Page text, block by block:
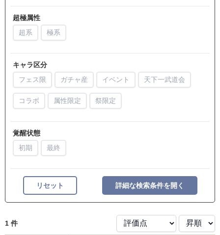
超極属性
超系
極系
キャラ区分
フェス限
ガチャ産 イベント 天下一武道会
コラボ 属性限定 祭限定
覚醒状態
初期
最終
リセット 詳細な検索条件を開く
1 件